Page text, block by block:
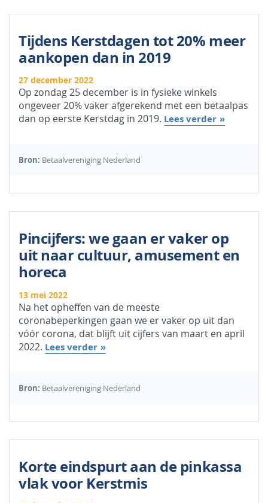
Tijdens Kerstdagen tot 20% meer
aankopen dan in 2019
27 december 2022
Op zondag 25 december is in fysieke winkels
ongeveer 20% vaker afgerekend met een betaalpas
dan op eerste Kerstdag in 2019. Lees verder
Bron: Betaalvereniging Nederland
Pincijfers: we gaan er vaker op
uit naar cultuur, amusement en
horeca
13 mei 2022
Na het opheffen van de meeste
coronabeperkingen gaan we er vaker op uit dan
vóór corona, dat blijft uit cijfers van maart en april
2022. Lees verder
Bron: Betaalvereniging Nederland
Korte eindspurt aan de pinkassa
vlak voor Kerstmis